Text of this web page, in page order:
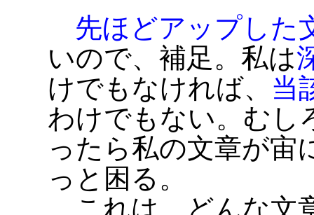
先ほどアップした
いので、補足。私は
けでもなければ、 当
わけでもない。むし
ったら私の文章が宙
っと困る。
これは、どんな文